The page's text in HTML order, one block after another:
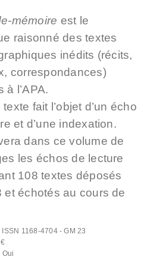
mémoire est le
raisonné des textes
inédits (récits,
correspondances)
à l’APA.
fait l’objet d’un écho
et d’une indexation.
dans ce volume de
les échos de lecture
108 textes déposés
et échotés au cours de
ISSN 1168-4704 - GM 23
Oui